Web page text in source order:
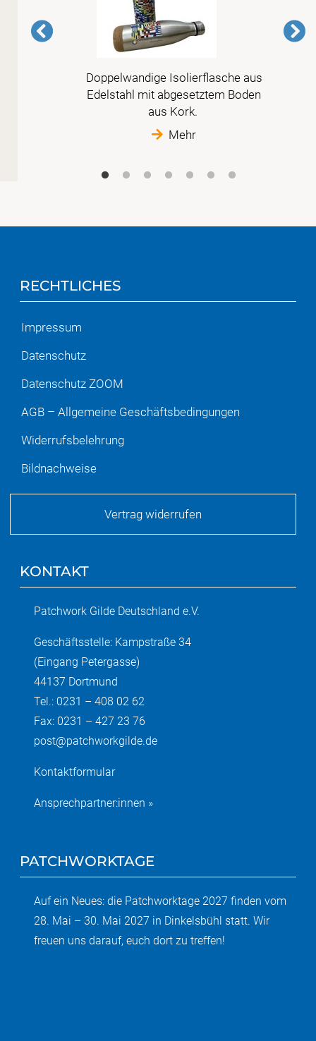
Doppelwandige Isolierflasche aus
Edelstahl mit abgesetztem Boden
aus Kork.
Mehr
RECHTLICHES
Impressum
Datenschutz
Datenschutz ZOOM
AGB – Allgemeine Geschäftsbedingungen
Widerrufsbelehrung
Bildnachweise
Vertrag widerrufen
KONTAKT
Patchwork Gilde Deutschland e.V.
Geschäftsstelle: Kampstraße 34
(Eingang Petergasse)
44137 Dortmund
Tel.: 0231 – 408 02 62
Fax: 0231 – 427 23 76
post@patchworkgilde.de
Kontaktformular
Ansprechpartner:innen »
PATCHWORKTAGE
Auf ein Neues: die Patchworktage 2027 finden vom
28. Mai – 30. Mai 2027 in Dinkelsbühl statt. Wir
freuen uns darauf, euch dort zu treffen!